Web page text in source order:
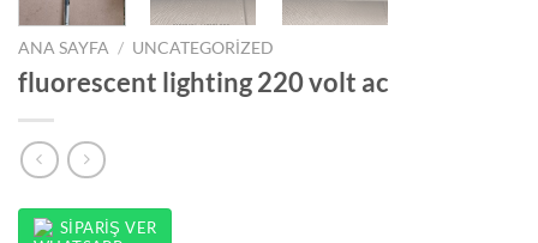
ANA SAYFA / UNCATEGORIZED
fluorescent lighting 220 volt ac
SIPARIŞ VER